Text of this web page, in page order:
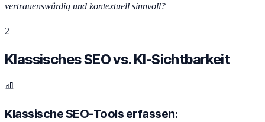
vertrauenswürdig und kontextuell sinnvoll?
2
Klassisches SEO vs. KI-Sichtbarkeit
Klassische SEO-Tools erfassen: